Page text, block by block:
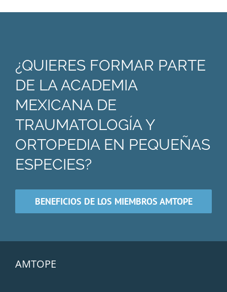
¿QUIERES FORMAR PARTE
DE LA ACADEMIA
MEXICANA DE
TRAUMATOLOGÍA Y
ORTOPEDIA EN PEQUEÑAS
ESPECIES?
BENEFICIOS DE LOS MIEMBROS AMTOPE
AMTOPE